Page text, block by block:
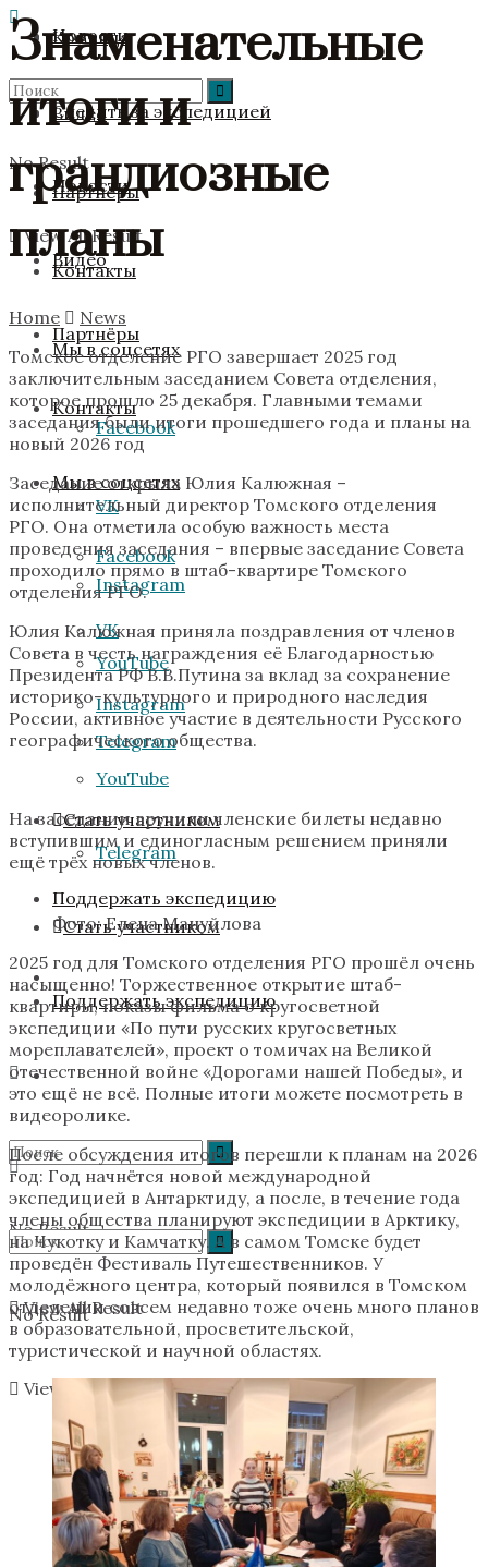
Новости
Видео
Партнёры
Контакты
Мы в соцсетях
Facebook
VK
Instagram
YouTube
Telegram
Стать участником
Поддержать экспедицию
No Result
View All Result
Команда
Следить за экспедицией
Новости
Видео
Партнёры
Контакты
Мы в соцсетях
Facebook
VK
Instagram
YouTube
Telegram
Стать участником
Поддержать экспедицию
No Result
View All Result
No Result
View All Result
Знаменательные
итоги и
грандиозные
планы
Home
News
Томское отделение РГО завершает 2025 год
заключительным заседанием Совета отделения,
которое прошло 25 декабря. Главными темами
заседания были итоги прошедшего года и планы на
новый 2026 год
Заседание открыла Юлия Калюжная –
исполнительный директор Томского отделения
РГО. Она отметила особую важность места
проведения заседания – впервые заседание Совета
проходило прямо в штаб-квартире Томского
отделения РГО.
Юлия Калюжная приняла поздравления от членов
Совета в честь награждения её Благодарностью
Президента РФ В.В.Путина за вклад за сохранение
историко-культурного и природного наследия
России, активное участие в деятельности Русского
географического общества.
На заседании вручили членские билеты недавно
вступившим и единогласным решением приняли
ещё трёх новых членов.
Фото: Елена Мануйлова
2025 год для Томского отделения РГО прошёл очень
насыщенно! Торжественное открытие штаб-
квартиры, показы фильма о кругосветной
экспедиции «По пути русских кругосветных
мореплавателей», проект о томичах на Великой
отечественной войне «Дорогами нашей Победы», и
это ещё не всё. Полные итоги можете посмотреть в
видеоролике.
После обсуждения итогов перешли к планам на 2026
год: Год начнётся новой международной
экспедицией в Антарктиду, а после, в течение года
члены общества планируют экспедиции в Арктику,
на Чукотку и Камчатку. А в самом Томске будет
проведён Фестиваль Путешественников. У
молодёжного центра, который появился в Томском
отделении совсем недавно тоже очень много планов
в образовательной, просветительской,
туристической и научной областях.